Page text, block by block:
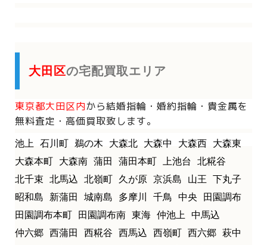
大田区の宅配買取エリア
東京都大田区内から結婚指輪・婚約指輪・貴金属を
無料査定・高価買取致します。
池上 石川町 鵜の木 大森北 大森中 大森西
大森東
大森本町
大森南 蒲田 蒲田本町 上池台
北糀谷
北千束
北馬込 北嶺町 久が原 京浜島 山王
下丸子
昭和島
新蒲田 城南島 多摩川 千鳥 中央
田園調布
田園調布本町
田園調布南 東海 仲池上
中馬込
仲六郷 西蒲田 西糀谷 西馬込 西嶺町 西六郷 萩中